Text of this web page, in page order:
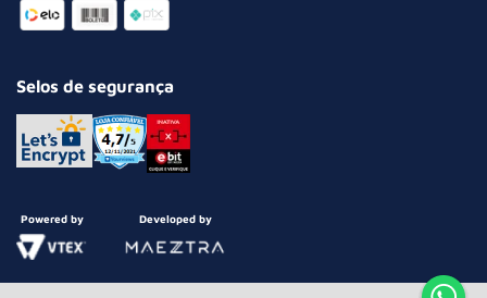
Selos de segurança
Powered by Developed by